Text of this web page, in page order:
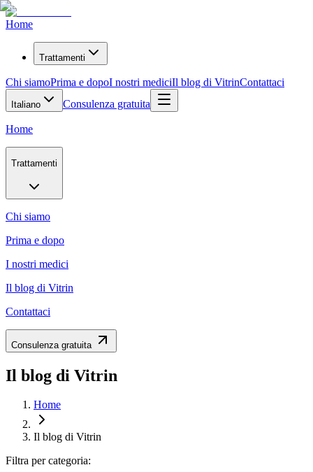
Home
Trattamenti
Chi siamoPrima e dopoI nostri mediciIl blog di VitrinContattaci
Italiano Consulenza gratuita
Home
Trattamenti
Chi siamo
Prima e dopo
I nostri medici
Il blog di Vitrin
Contattaci
Consulenza gratuita
Il blog di Vitrin
Home
Il blog di Vitrin
Filtra per categoria: